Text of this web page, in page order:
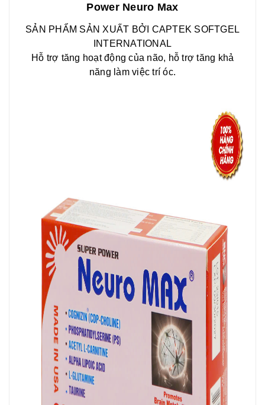
Power Neuro Max
SẢN PHẨM SẢN XUẤT BỞI CAPTEK SOFTGEL
INTERNATIONAL
Hỗ trợ tăng hoạt động của não, hỗ trợ tăng khả
năng làm việc trí óc.